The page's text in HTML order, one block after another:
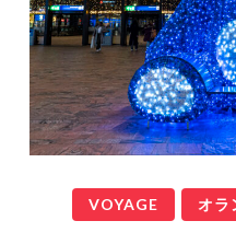
VOYAGE オラ